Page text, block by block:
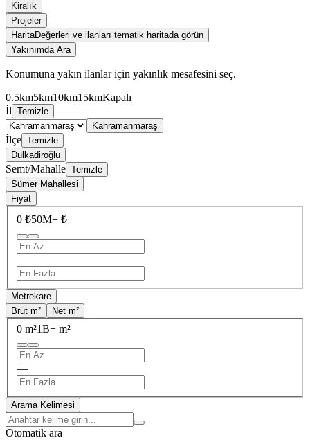
Kiralık
Projeler
HaritaDeğerleri ve ilanları tematik haritada görün
Yakınımda Ara
Konumuna yakın ilanlar için yakınlık mesafesini seç.
0.5km5km10km15kmKapalı
İl Temizle
Kahramanmaraş
İlçe Temizle
Dulkadiroğlu
Semt/Mahalle Temizle
Sümer Mahallesi
Fiyat
0 ₺50M+ ₺
—
Metrekare
Brüt m²
Net m²
0 m²1B+ m²
—
Arama Kelimesi
Otomatik ara